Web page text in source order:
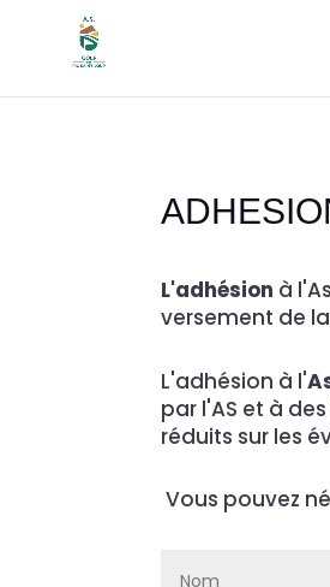
L'adhésion à
versement de
L'adhésion à l'
par l'AS et à
réduits sur les
Vous pouvez